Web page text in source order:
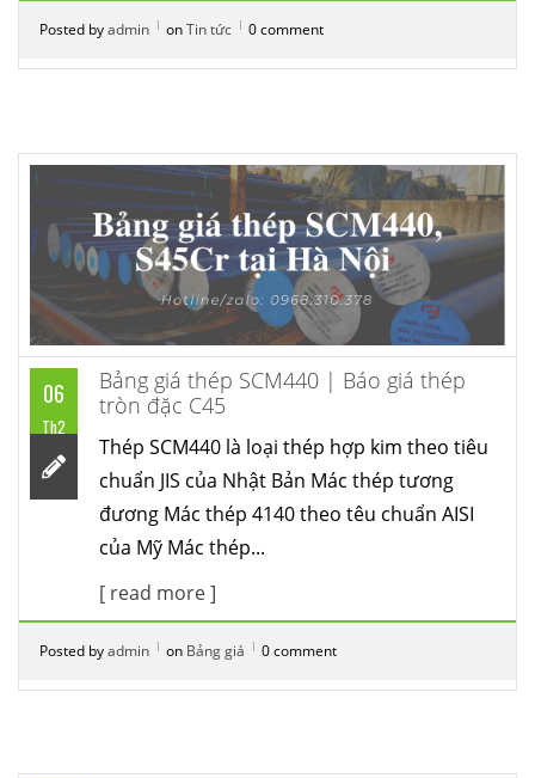
Posted byadmin onTin tức 0 comment
06
Th2
Bảng giá thép SCM440 | Báo giá thép
tròn đặc C45
Thép SCM440 là loại thép hợp kim theo tiêu
chuẩn JIS của Nhật Bản Mác thép tương
đương Mác thép 4140 theo têu chuẩn AISI
của Mỹ Mác thép...
[ read more ]
Posted byadmin on Bảng giá 0 comment